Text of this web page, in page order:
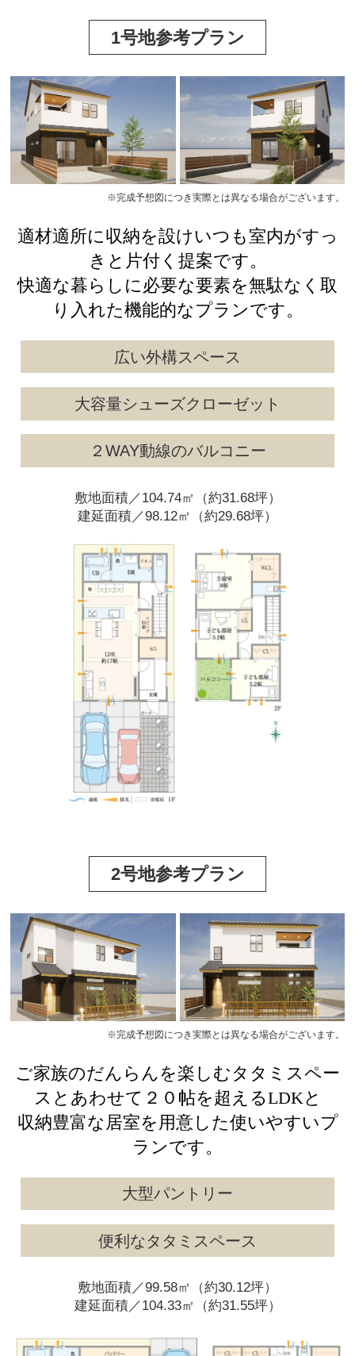
1号地参考プラン
※完成予想図につき実際とは異なる場合がございます。
適材適所に収納を設けいつも室内がすっ
きと片付く提案です。
快適な暮らしに必要な要素を無駄なく取
り入れた機能的なプランです。
広い外構スペース
大容量シューズクローゼット
２WAY動線のバルコニー
敷地面積／104.74㎡（約31.68坪）
建延面積／98.12㎡（約29.68坪）
2号地参考プラン
※完成予想図につき実際とは異なる場合がございます。
ご家族のだんらんを楽しむタタミスペー
スとあわせて２０帖を超えるLDKと
収納豊富な居室を用意した使いやすいプ
ランです。
大型パントリー
便利なタタミスペース
敷地面積／99.58㎡（約30.12坪）
建延面積／104.33㎡（約31.55坪）